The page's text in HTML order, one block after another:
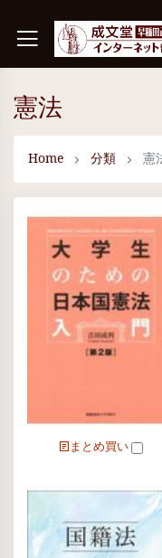
憲法
Home 分類 憲
まとめ買い